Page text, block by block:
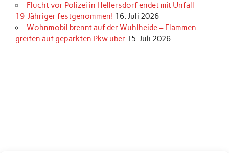
Flucht vor Polizei in Hellersdorf endet mit Unfall –
19-Jähriger festgenommen! 16. Juli 2026
Wohnmobil brennt auf der Wuhlheide – Flammen
greifen auf geparkten Pkw über 15. Juli 2026